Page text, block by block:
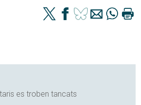
es troben tancats